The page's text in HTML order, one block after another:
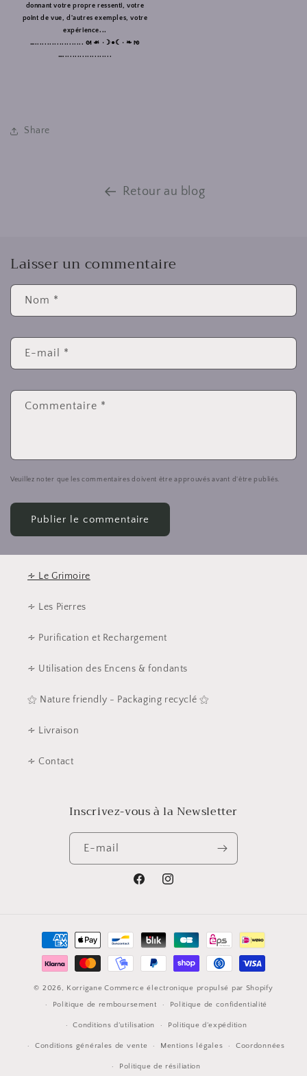
donnant votre propre ressenti, votre
point de vue, d'autres exemples, votre
expérience...
….................... ᘛ ☙ •☽●☾• ❧ ᘚ
…....................
Share
Retour au blog
Laisser un commentaire
Nom *
E-mail *
Commentaire *
Veuillez noter que les commentaires doivent être approuvés avant d'être publiés.
∻ Le Grimoire
∻ Les Pierres
∻ Purification et Rechargement
∻ Utilisation des Encens & fondants
⚝ Nature friendly - Packaging recyclé ⚝
∻ Livraison
∻ Contact
Inscrivez-vous à la Newsletter
E-mail
FacebookInstagram
Moyens
paiement
© 2026, Korrigane Commerce électronique propulsé par Shopify
Politique de remboursement
Politique de confidentialité
Conditions d’utilisation Politique d’expédition
Conditions générales de vente Mentions légales Coordonnées
Politique de résiliation